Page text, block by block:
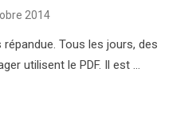
2014
répandue. Tous les jours, des
utilisent le PDF. Il est …